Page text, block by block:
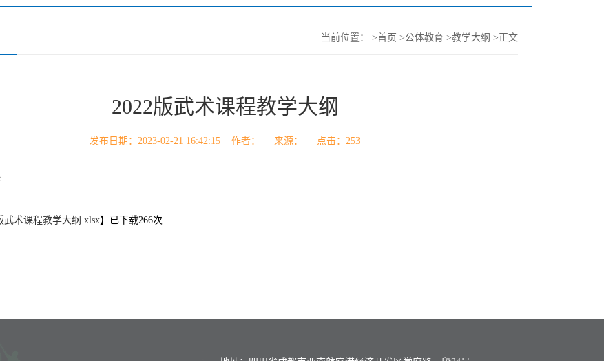
当前位置： >首页 >公体教育 >教学大纲 >正文
2022版武术课程教学大纲
发布日期：2023-02-21 16:42:15 作者： 来源： 点击： 253
武术课程教学大纲.xlsx】已下载266次